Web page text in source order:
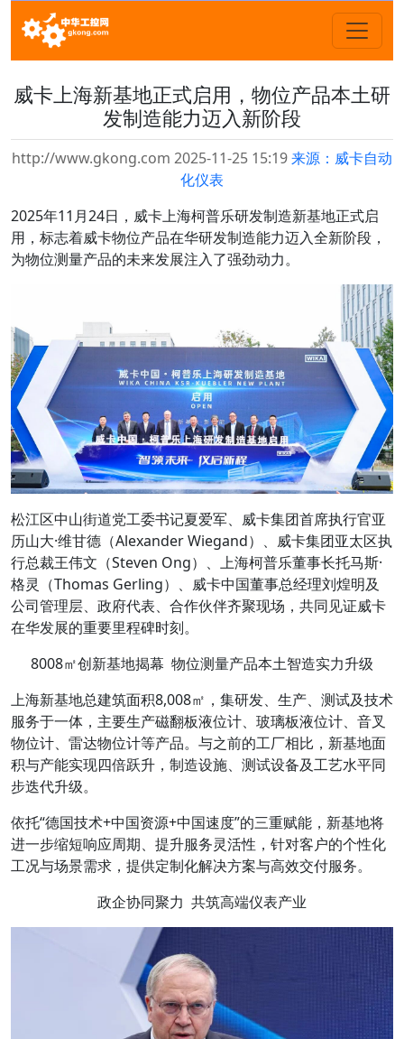
威卡上海新基地正式启用，物位产品本土研
发制造能力迈入新阶段
http://www.gkong.com 2025-11-25 15:19来源：威卡自动
化仪表
2025年11月24日，威卡上海柯普乐研发制造新基地正式启
用，标志着威卡物位产品在华研发制造能力迈入全新阶段，
为物位测量产品的未来发展注入了强劲动力。
松江区中山街道党工委书记夏爱军、威卡集团首席执行官亚
历山大·维甘德（Alexander Wiegand）、威卡集团亚太区执
行总裁王伟文（Steven Ong）、上海柯普乐董事长托马斯·
格灵（Thomas Gerling）、威卡中国董事总经理刘煌明及
公司管理层、政府代表、合作伙伴齐聚现场，共同见证威卡
在华发展的重要里程碑时刻。
8008㎡创新基地揭幕 物位测量产品本土智造实力升级
上海新基地总建筑面积8,008㎡，集研发、生产、测试及技术
服务于一体，主要生产磁翻板液位计、玻璃板液位计、音叉
物位计、雷达物位计等产品。与之前的工厂相比，新基地面
积与产能实现四倍跃升，制造设施、测试设备及工艺水平同
步迭代升级。
依托“德国技术+中国资源+中国速度”的三重赋能，新基地将
进一步缩短响应周期、提升服务灵活性，针对客户的个性化
工况与场景需求，提供定制化解决方案与高效交付服务。
政企协同聚力 共筑高端仪表产业